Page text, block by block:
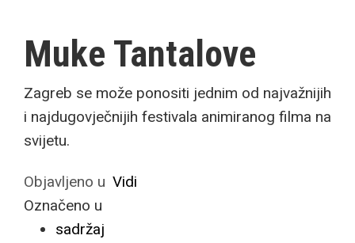
Muke Tantalove
Zagreb se može ponositi jednim od najvažnijih
i najdugovječnijih festivala animiranog filma na
svijetu.
Objavljeno u Vidi
Označeno u
sadržaj